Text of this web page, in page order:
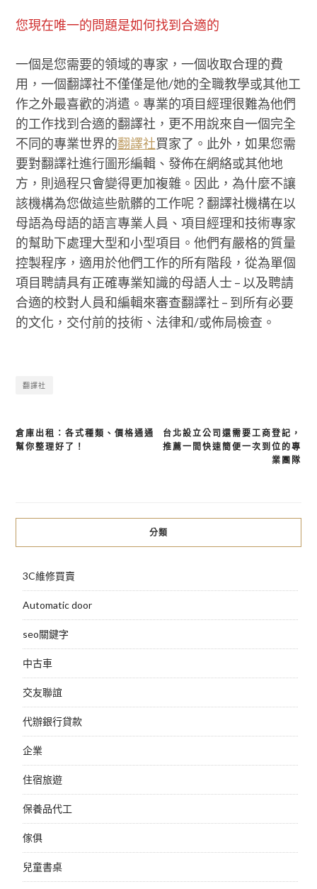
您現在唯一的問題是如何找到合適的
一個是您需要的領域的專家，一個收取合理的費
用，一個翻譯社不僅僅是他/她的全職教學或其他工
作之外最喜歡的消遣。專業的項目經理很難為他們
的工作找到合適的翻譯社，更不用說來自一個完全
不同的專業世界的翻譯社買家了。此外，如果您需
要對翻譯社進行圖形編輯、發佈在網絡或其他地
方，則過程只會變得更加複雜。因此，為什麼不讓
該機構為您做這些骯髒的工作呢？翻譯社機構在以
母語為母語的語言專業人員、項目經理和技術專家
的幫助下處理大型和小型項目。他們有嚴格的質量
控製程序，適用於他們工作的所有階段，從為單個
項目聘請具有正確專業知識的母語人士 – 以及聘請
合適的校對人員和編輯來審查翻譯社 – 到所有必要
的文化，交付前的技術、法律和/或佈局檢查。
翻譯社
文
台北設立公司還需要工商登記，
推薦一間快速簡便一次到位的專
業團隊
倉庫出租：各式種類、價格通通
幫你整理好了！
分類
3C維修買賣
Automatic door
seo關鍵字
中古車
交友聯誼
代辦銀行貸款
企業
住宿旅遊
保養品代工
傢俱
兒童書桌